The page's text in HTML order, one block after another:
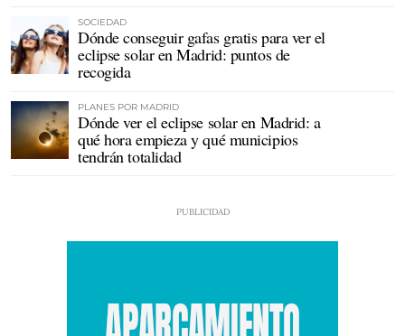
SOCIEDAD
Dónde conseguir gafas gratis para ver el
eclipse solar en Madrid: puntos de
recogida
PLANES POR MADRID
Dónde ver el eclipse solar en Madrid: a
qué hora empieza y qué municipios
tendrán totalidad